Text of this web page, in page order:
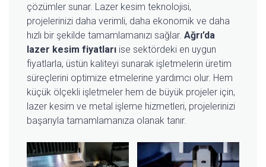
çözümler sunar. Lazer kesim teknolojisi,
projelerinizi daha verimli, daha ekonomik ve daha
hızlı bir şekilde tamamlamanızı sağlar. Ağrı’da
lazer kesim fiyatları ise sektördeki en uygun
fiyatlarla, üstün kaliteyi sunarak işletmelerin üretim
süreçlerini optimize etmelerine yardımcı olur. Hem
küçük ölçekli işletmeler hem de büyük projeler için,
lazer kesim ve metal işleme hizmetleri, projelerinizi
başarıyla tamamlamanıza olanak tanır.